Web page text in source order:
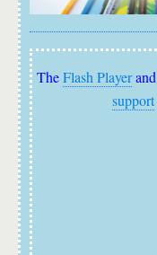
TheFlash Playerand
support